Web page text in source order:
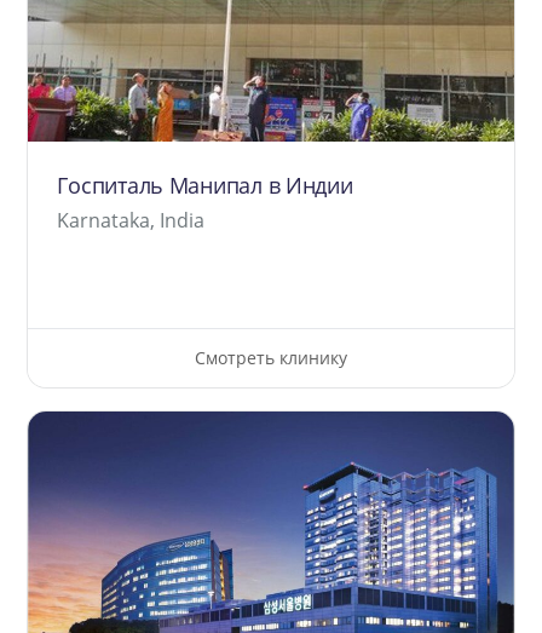
Госпиталь Манипал в Индии
Karnataka, India
Смотреть клинику